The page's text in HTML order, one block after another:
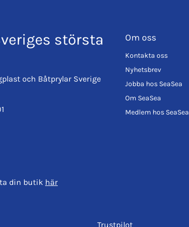
största
och Båtprylar Sverige
din butik här
Om oss
Kontakta oss
Nyhetsbrev
Jobba hos SeaSea
Om SeaSea
Medlem hos SeaSea
Trustpilot